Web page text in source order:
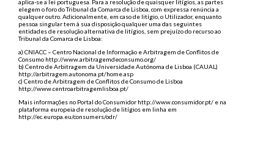
aplica-se a lei portuguesa. Para a resolução de quaisquer litígios, as partes
elegem o foro do Tribunal da Comarca de Lisboa, com expressa renúncia a
qualquer outro. Adicionalmente, em caso de litígio, o Utilizador, enquanto
pessoa singular tem à sua disposição qualquer uma das seguintes
entidades de resolução alternativa de litígios, sem prejuízo do recurso ao
Tribunal da Comarca de Lisboa:
a) CNIACC – Centro Nacional de Informação e Arbitragem de Conflitos de
Consumo http://www.arbitragemdeconsumo.org/
b) Centro de Arbitragem da Universidade Autónoma de Lisboa (CAUAL)
http://arbitragem.autonoma.pt/home.asp
c) Centro de Arbitragem de Conflitos de Consumo de Lisboa
http://www.centroarbitragemlisboa.pt/
Mais informações no Portal do Consumidor http://www.consumidor.pt/ e na
plataforma europeia de resolução de litígios em linha em
http://ec.europa.eu/consumers/odr/